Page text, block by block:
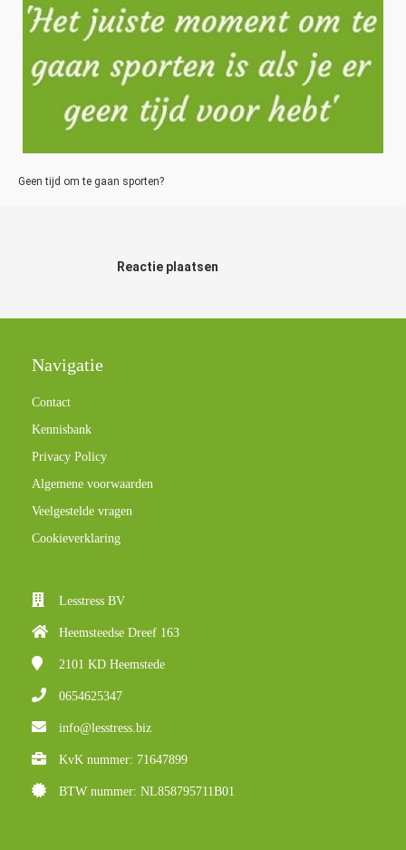
Geen tijd om te gaan sporten?
Reactie plaatsen
Navigatie
Contact
Kennisbank
Privacy Policy
Algemene voorwaarden
Veelgestelde vragen
Cookieverklaring
Lesstress BV
Heemsteedse Dreef 163
2101 KD Heemstede
0654625347
info@lesstress.biz
KvK nummer: 71647899
BTW nummer: NL858795711B01